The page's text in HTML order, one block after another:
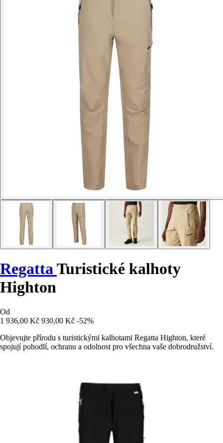
RegattaTuristické kalhoty
Highton
Od
1 936,00 Kč 930,00 Kč -52%
Objevujte přírodu s turistickými kalhotami Regatta Highton, které
spojují pohodlí, ochranu a odolnost pro všechna vaše dobrodružství.